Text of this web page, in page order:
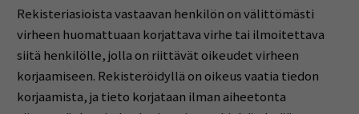
Rekisteriasioista vastaavan henkilön on välittömästi
virheen huomattuaan korjattava virhe tai ilmoitettava
siitä henkilölle, jolla on riittävät oikeudet virheen
korjaamiseen. Rekisteröidyllä on oikeus vaatia tiedon
korjaamista, ja tieto korjataan ilman aiheetonta